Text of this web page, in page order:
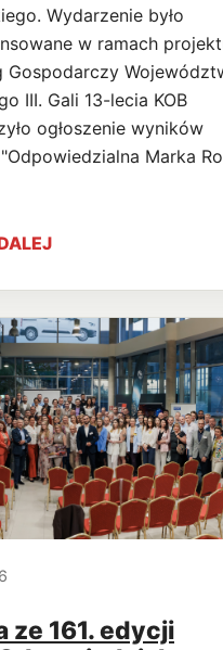
Wydarzenie było
w ramach
Gospodarczy
III. Gali 13-lecia KOB
ogłoszenie wyników
Marka
ze 161. edycji